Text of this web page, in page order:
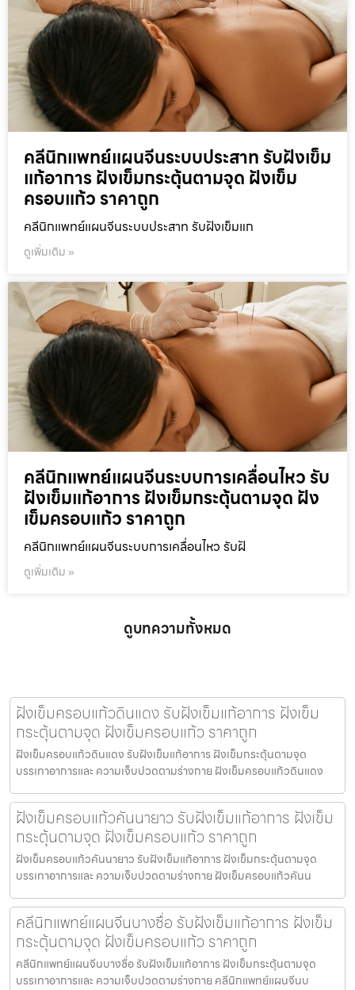
คลีนิกแพทย์แผนจีนระบบประสาท รับฝังเข็ม
แก้อาการ ฝังเข็มกระตุ้นตามจุด ฝังเข็ม
ครอบแก้ว ราคาถูก
คลีนิกแพทย์แผนจีนระบบประสาท รับฝังเข็มแก
ดูเพิ่มเติม »
คลีนิกแพทย์แผนจีนระบบการเคลื่อนไหว รับ
ฝังเข็มแก้อาการ ฝังเข็มกระตุ้นตามจุด ฝัง
เข็มครอบแก้ว ราคาถูก
คลีนิกแพทย์แผนจีนระบบการเคลื่อนไหว รับฝั
ดูเพิ่มเติม »
ดูบทความทั้งหมด
ฝังเข็มครอบแก้วดินแดง รับฝังเข็มแก้อาการ ฝังเข็ม
กระตุ้นตามจุด ฝังเข็มครอบแก้ว ราคาถูก
ฝังเข็มครอบแก้วดินแดง รับฝังเข็มแก้อาการ ฝังเข็มกระตุ้นตามจุด
บรรเทาอาการและ ความเจ็บปวดตามร่างกาย ฝังเข็มครอบแก้วดินแดง
ฝังเข็มครอบแก้วคันนายาว รับฝังเข็มแก้อาการ ฝังเข็ม
กระตุ้นตามจุด ฝังเข็มครอบแก้ว ราคาถูก
ฝังเข็มครอบแก้วคันนายาว รับฝังเข็มแก้อาการ ฝังเข็มกระตุ้นตามจุด
บรรเทาอาการและ ความเจ็บปวดตามร่างกาย ฝังเข็มครอบแก้วคันน
คลีนิกแพทย์แผนจีนบางซื่อ รับฝังเข็มแก้อาการ ฝังเข็ม
กระตุ้นตามจุด ฝังเข็มครอบแก้ว ราคาถูก
คลีนิกแพทย์แผนจีนบางซื่อ รับฝังเข็มแก้อาการ ฝังเข็มกระตุ้นตามจุด
บรรเทาอาการและ ความเจ็บปวดตามร่างกาย คลีนิกแพทย์แผนจีนบ